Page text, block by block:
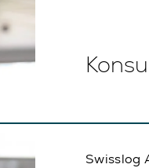
Swisslog